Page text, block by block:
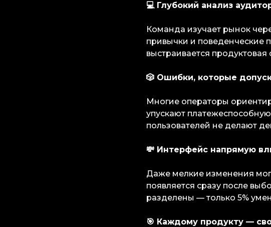
💻 Глубокий анализ
Команда изучает рынок
привычки и поведенческие
выстраивается продуктовая
🎲 Ошибки, которые
Многие операторы
упускают
пользователей не делают
💸 Интерфейс напрямую
Даже мелкие изменения
появляется сразу после
разделены — только 5%
🎯 Каждому продукту —